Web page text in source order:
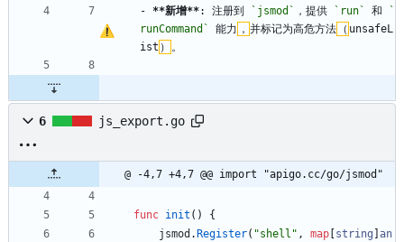
- **新增**: 注册到 `jsmod` ，提供 `run` 和
`
runCommand`
能力 ， 并标记为高危方法 （ unsafeL
ist ） 。
6 js_export.go
@ -4,7 +4,7 @@ import "apigo.cc/go/jsmod"
func init ( )
{
jsmod . Register( "shell" , map string an